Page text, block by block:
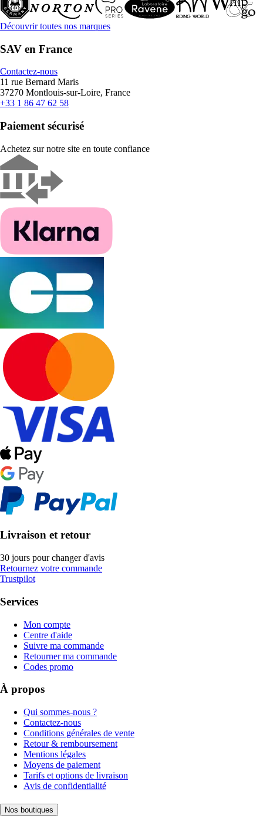
Découvrir toutes nos marques
SAV en France
Contactez-nous
11 rue Bernard Maris
37270 Montlouis-sur-Loire, France
+33 1 86 47 62 58
Paiement sécurisé
Achetez sur notre site en toute confiance
Livraison et retour
30 jours pour changer d'avis
Retournez votre commande
Trustpilot
Services
Mon compte
Centre d'aide
Suivre ma commande
Retourner ma commande
Codes promo
À propos
Qui sommes-nous ?
Contactez-nous
Conditions générales de vente
Retour & remboursement
Mentions légales
Moyens de paiement
Tarifs et options de livraison
Avis de confidentialité
Nos boutiques